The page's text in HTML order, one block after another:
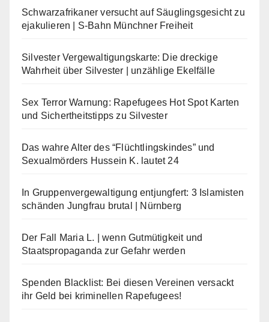
Schwarzafrikaner versucht auf Säuglingsgesicht zu
ejakulieren | S-Bahn Münchner Freiheit
Silvester Vergewaltigungskarte: Die dreckige
Wahrheit über Silvester | unzählige Ekelfälle
Sex Terror Warnung: Rapefugees Hot Spot Karten
und Sichertheitstipps zu Silvester
Das wahre Alter des “Flüchtlingskindes” und
Sexualmörders Hussein K. lautet 24
In Gruppenvergewaltigung entjungfert: 3 Islamisten
schänden Jungfrau brutal | Nürnberg
Der Fall Maria L. | wenn Gutmütigkeit und
Staatspropaganda zur Gefahr werden
Spenden Blacklist: Bei diesen Vereinen versackt
ihr Geld bei kriminellen Rapefugees!